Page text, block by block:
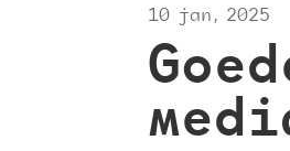
10 jan, 2025